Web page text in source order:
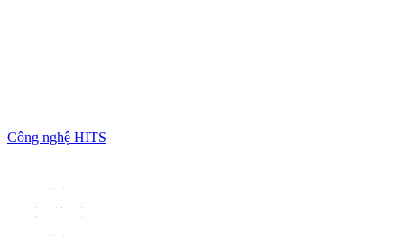
Công nghệ HITS